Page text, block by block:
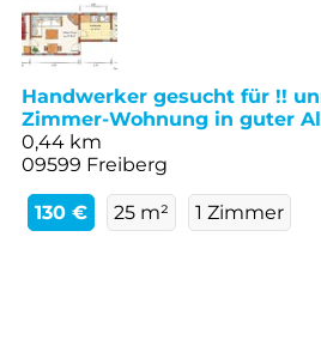
Handwerker gesucht für !!
Zimmer-Wohnung in guter
0,44 km
09599 Freiberg
130 € 25 m² 1 Zimmer